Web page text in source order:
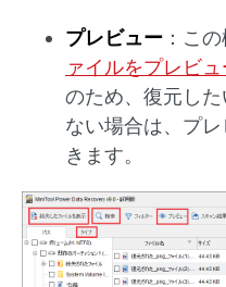
プレビュー ：こ
ァイルをプレビ
のため、復元し
ない場合は、プ
きます。